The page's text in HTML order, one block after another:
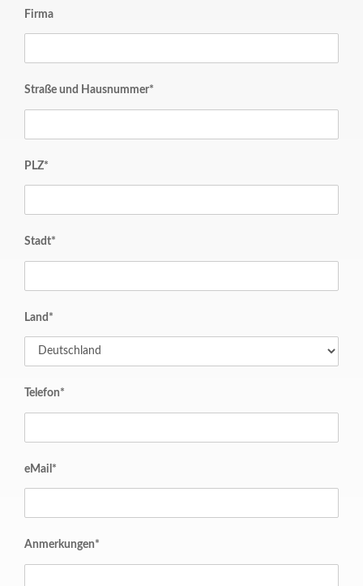
Firma
Straße und Hausnummer*
PLZ*
Stadt*
Land*
Telefon*
eMail*
Anmerkungen*